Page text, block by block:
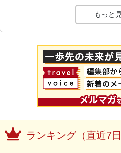
もっと
ランキング（直近7日